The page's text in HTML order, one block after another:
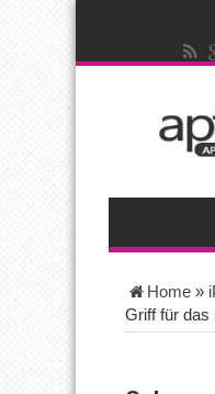
Home »
Griff für das